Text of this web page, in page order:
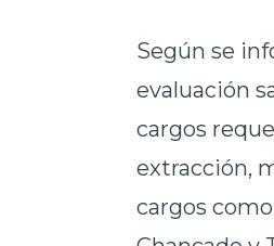
Según se
evaluación
cargos
extracción,
cargos